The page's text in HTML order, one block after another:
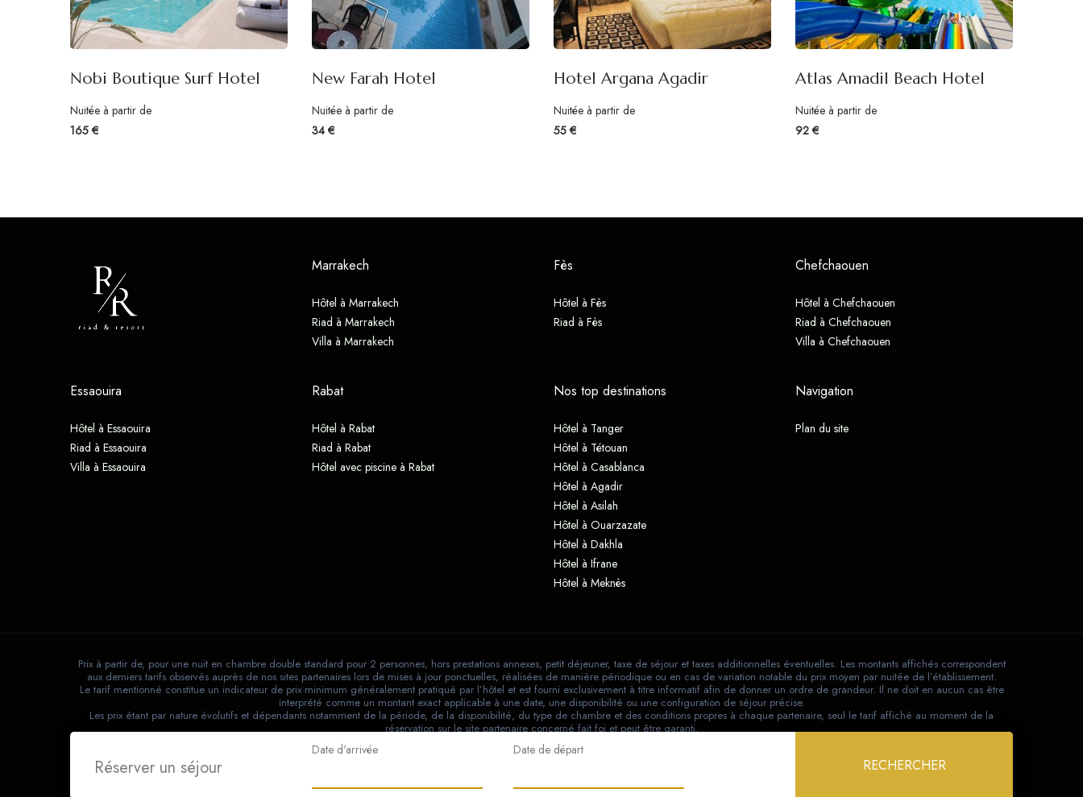
Nobi Boutique Surf Hotel
Nuitée à partir de
165 €
New Farah Hotel
Nuitée à partir de
34 €
Hotel Argana Agadir
Nuitée à partir de
55 €
Atlas Amadil Beach Hotel
Nuitée à partir de
92 €
Réserver un séjour
Date d'arrivée Date de départ
RECHERCHER
Marrakech
Hôtel à Marrakech
Riad à Marrakech
Villa à Marrakech
Fès
Hôtel à Fès
Riad à Fès
Chefchaouen
Hôtel à Chefchaouen
Riad à Chefchaouen
Villa à Chefchaouen
Essaouira
Hôtel à Essaouira
Riad à Essaouira
Villa à Essaouira
Rabat
Hôtel à Rabat
Riad à Rabat
Hôtel avec piscine à Rabat
Nos top destinations
Hôtel à Tanger
Hôtel à Tétouan
Hôtel à Casablanca
Hôtel à Agadir
Hôtel à Asilah
Hôtel à Ouarzazate
Hôtel à Dakhla
Hôtel à Ifrane
Hôtel à Meknès
Navigation
Plan du site
Prix à partir de, pour une nuit en chambre double standard pour 2 personnes, hors prestations annexes, petit déjeuner, taxe de séjour et taxes additionnelles éventuelles. Les montants affichés correspondent
aux derniers tarifs observés auprès de nos sites partenaires lors de mises à jour ponctuelles, réalisées de manière périodique ou en cas de variation notable du prix moyen par nuitée de l’établissement.
Le tarif mentionné constitue un indicateur de prix minimum généralement pratiqué par l’hôtel et est fourni exclusivement à titre informatif afin de donner un ordre de grandeur. Il ne doit en aucun cas être
interprété comme un montant exact applicable à une date, une disponibilité ou une configuration de séjour précise.
Les prix étant par nature évolutifs et dépendants notamment de la période, de la disponibilité, du type de chambre et des conditions propres à chaque partenaire, seul le tarif affiché au moment de la
réservation sur le site partenaire concerné fait foi et peut être garanti.
RIAD & RESORT © 2026